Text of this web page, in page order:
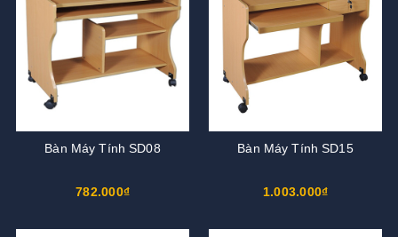
Bàn Máy Tính SD08
782.000₫
Bàn Máy Tính SD15
1.003.000₫